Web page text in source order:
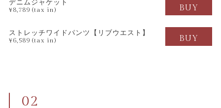
デニムジャケット
¥8,789 (tax in) BUY
ストレッチワイドパンツ 【リブウエスト】
¥6,589 (tax in) BUY